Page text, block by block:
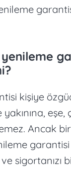
kişiye
yakınına,
Ancak
garantisi
sigortanızı